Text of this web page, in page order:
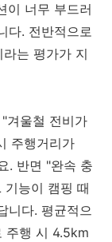
이 너무 부드러
다. 전반적으로
는 평가가 지
겨울철 전비가
주행거리가
. 반면 "완속 충
기능이 캠핑 때
니다. 평균적으
주행 시 4.5km